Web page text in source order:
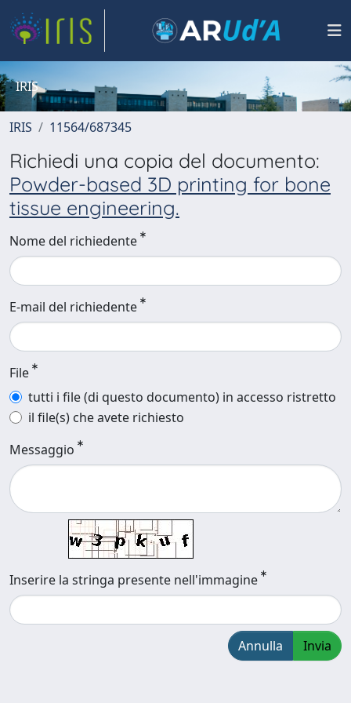
IRIS
IRIS 11564/687345
Richiedi una copia del documento:
Powder-based 3D printing for bone
tissue engineering.
Nome del richiedente
E-mail del richiedente
File
tutti i file (di questo documento) in accesso ristretto
il file(s) che avete richiesto
Messaggio
Inserire la stringa presente nell'immagine
Annulla Invia